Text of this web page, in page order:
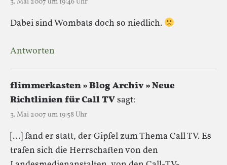
Dabei sind Wombats doch so niedlich.
Antworten
flimmerkasten » Blog Archiv » Neue
Richtlinien für Call TVsagt:
3. Mai 2007 um 19:58 Uhr
[…] fand er statt, der Gipfel zum Thema Call TV. Es
trafen sich die Herrschaften von den